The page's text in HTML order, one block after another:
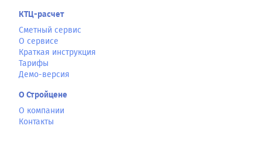
КТЦ-расчет
Сметный сервис
О сервисе
Краткая инструкция
Тарифы
Демо-версия
О Стройцене
О компании
Контакты